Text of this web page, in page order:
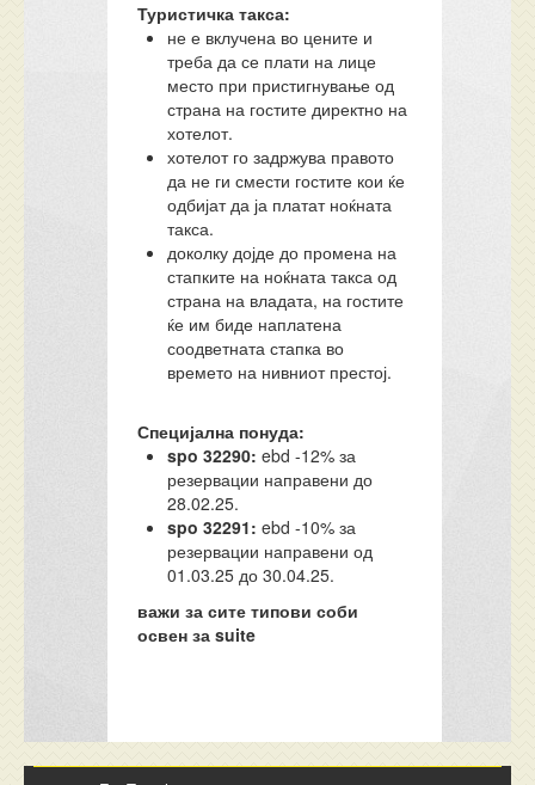
Туристичка такса:
не е вклучена во цените и
треба да се плати на лице
место при пристигнување од
страна на гостите директно на
хотелот.
хотелот го задржува правото
да не ги смести гостите кои ќе
одбијат да ја платат ноќната
такса.
доколку дојде до промена на
стапките на ноќната такса од
страна на владата, на гостите
ќе им биде наплатена
соодветната стапка во
времето на нивниот престој.
Специјална понуда:
spo 32290: ebd -12% за
резервации направени до
28.02.25.
spo 32291: ebd -10% за
резервации направени од
01.03.25 до 30.04.25.
важи за сите типови соби
освен за suite